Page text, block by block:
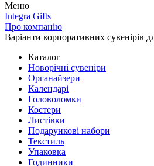
Меню
Integra Gifts
Про компанію
Варіанти корпоративних сувенірів
Каталог
Новорічні сувеніри
Органайзери
Календарі
Головоломки
Костери
Листівки
Подарункові набори
Текстиль
Упаковка
Годинники